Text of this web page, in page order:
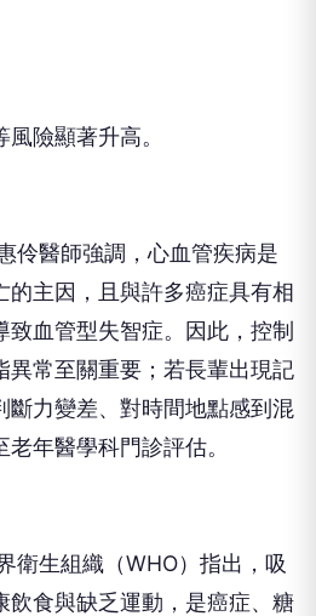
險顯著升高。
伶醫師強調，心血管疾病是
的主因，且與許多癌症具有相
致血管型失智症。因此，控制
異常至關重要；若長輩出現記
斷力變差、對時間地點感到混
年醫學科門診評估。
衛生組織（WHO）指出，吸
飲食與缺乏運動，是癌症、糖